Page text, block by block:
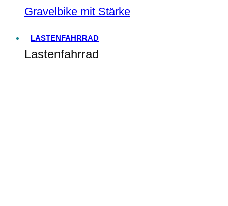
Gravelbike mit Stärke
LASTENFAHRRAD
Lastenfahrrad